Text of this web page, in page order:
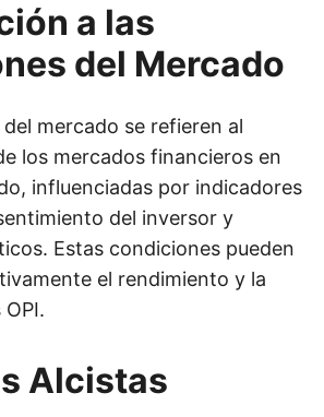
a las
del Mercado
mercado se refieren al
los mercados financieros en
influenciadas por indicadores
del inversor y
Estas condiciones pueden
el rendimiento y la
Alcistas